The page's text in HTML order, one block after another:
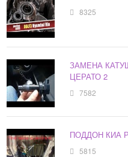
8325
ЗАМЕНА
ЦЕРАТО 2
7582
ПОДДОН КИА
5815